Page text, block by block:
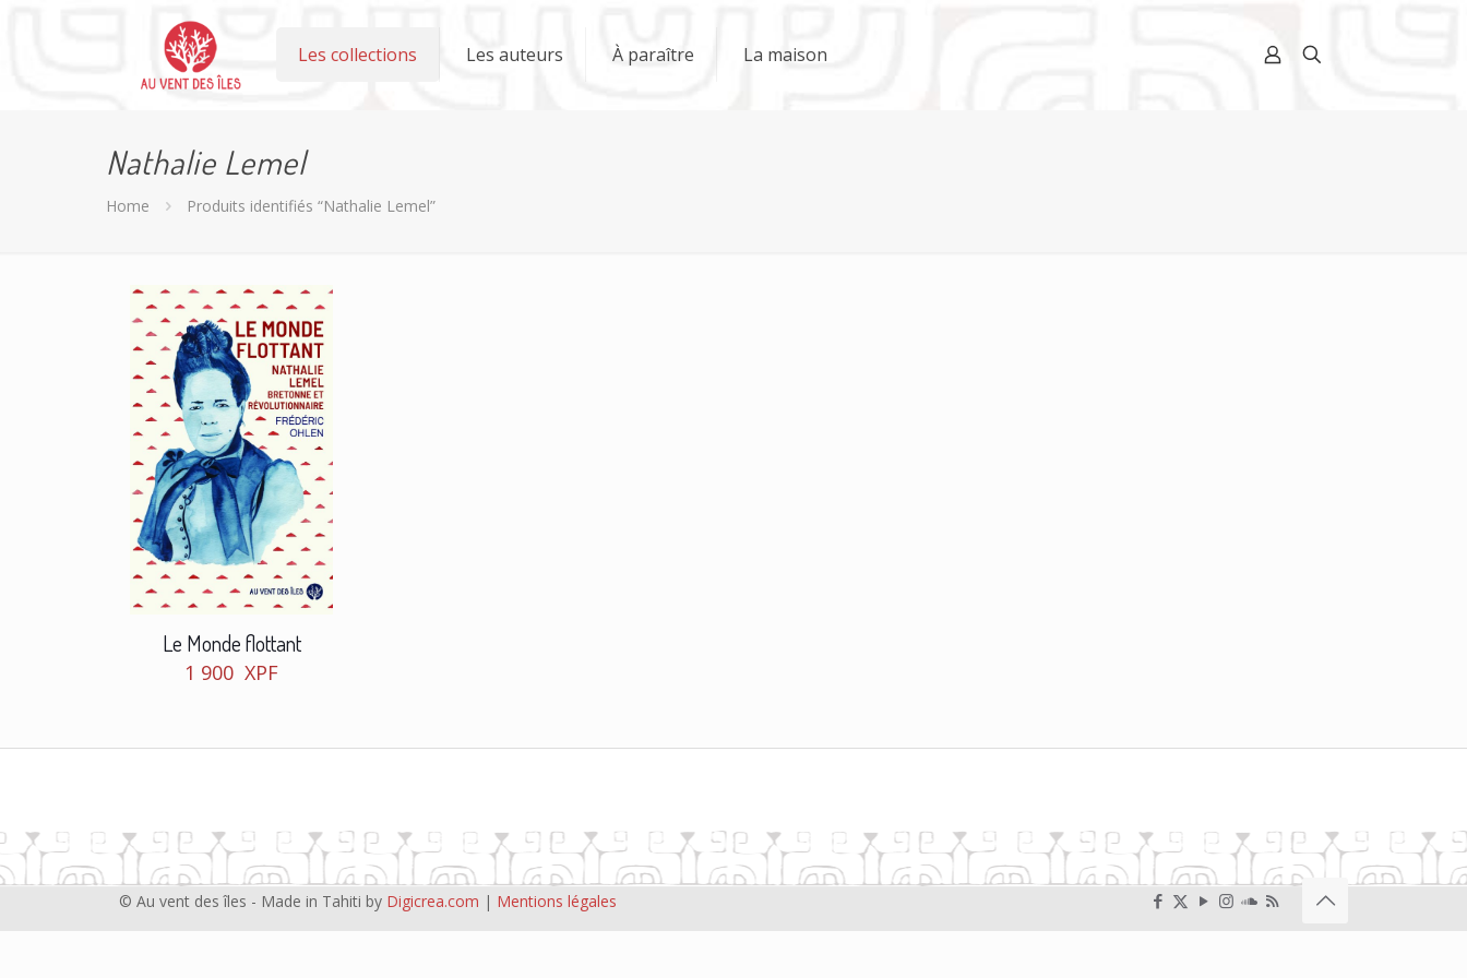
Les collections Les auteurs À paraître La maison
Nathalie Lemel
Home Produits identifiés “Nathalie Lemel”
Le Monde flottant
1 900 XPF
© Au vent des îles - Made in Tahiti by Digicrea.com | Mentions légales